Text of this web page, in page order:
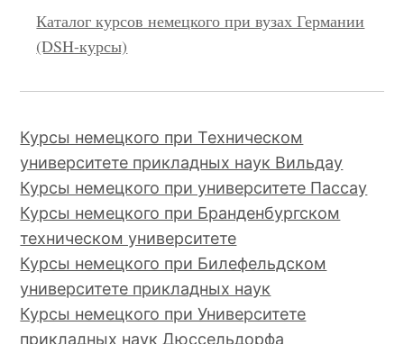
Каталог курсов немецкого при вузах Германии
(DSH-курсы)
Курсы немецкого при Техническом
университете прикладных наук Вильдау
Курсы немецкого при университете Пассау
Курсы немецкого при Бранденбургском
техническом университете
Курсы немецкого при Билефельдском
университете прикладных наук
Курсы немецкого при Университете
прикладных наук Дюссельдорфа